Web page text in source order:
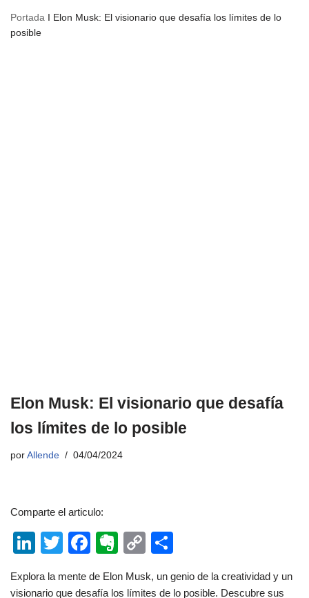
Portada I Elon Musk: El visionario que desafía los límites de lo
posible
Elon Musk: El visionario que desafía
los límites de lo posible
por Allende 04/04/2024
Comparte el articulo:
Li
k
T
tt
F
c
E
er
C
p
m
Explora la mente de Elon Musk, un genio de la creatividad y un
visionario que desafía los límites de lo posible. Descubre sus